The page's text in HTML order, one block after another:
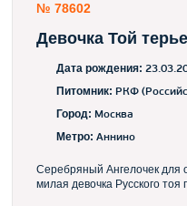
№ 78602
Девочка Той
Дата рождения:
Питомник: РКФ
Город: Москва
Метро: Аннино
Серебряный Ангелочек
милая девочка Русского тоя